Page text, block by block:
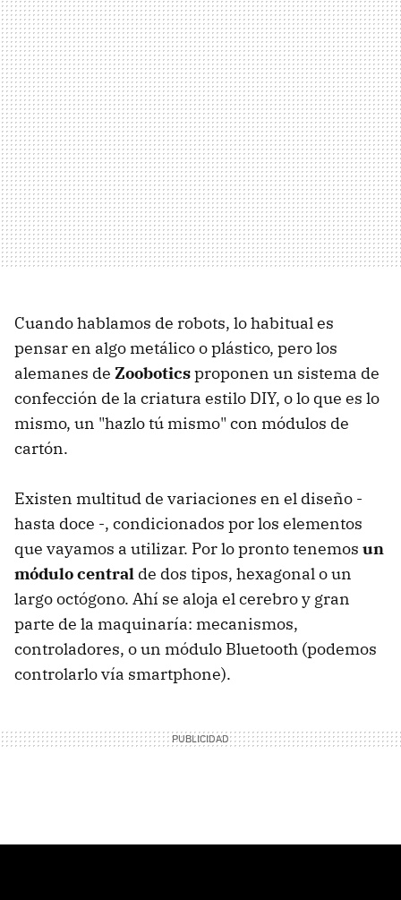
Cuando hablamos de robots, lo habitual es
pensar en algo metálico o plástico, pero los
alemanes de Zooboticsproponen un sistema de
confección de la criatura estilo DIY, o lo que es lo
mismo, un "hazlo tú mismo" con módulos de
cartón.
Existen multitud de variaciones en el diseño -
hasta doce -, condicionados por los elementos
que vayamos a utilizar. Por lo pronto tenemos un
módulo central de dos tipos, hexagonal o un
largo octógono. Ahí se aloja el cerebro y gran
parte de la maquinaría: mecanismos,
controladores, o un módulo Bluetooth (podemos
controlarlo vía smartphone).